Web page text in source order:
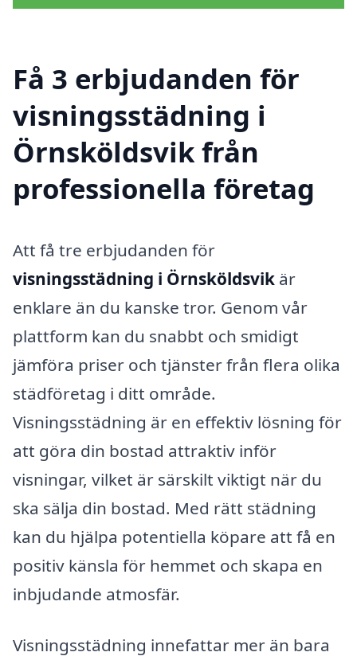
Få 3 erbjudanden för
visningsstädning i
Örnsköldsvik från
professionella företag
Att få tre erbjudanden för
visningsstädning i Örnsköldsvik är
enklare än du kanske tror. Genom vår
plattform kan du snabbt och smidigt
jämföra priser och tjänster från flera olika
städföretag i ditt område.
Visningsstädning är en effektiv lösning för
att göra din bostad attraktiv inför
visningar, vilket är särskilt viktigt när du
ska sälja din bostad. Med rätt städning
kan du hjälpa potentiella köpare att få en
positiv känsla för hemmet och skapa en
inbjudande atmosfär.
Visningsstädning innefattar mer än bara